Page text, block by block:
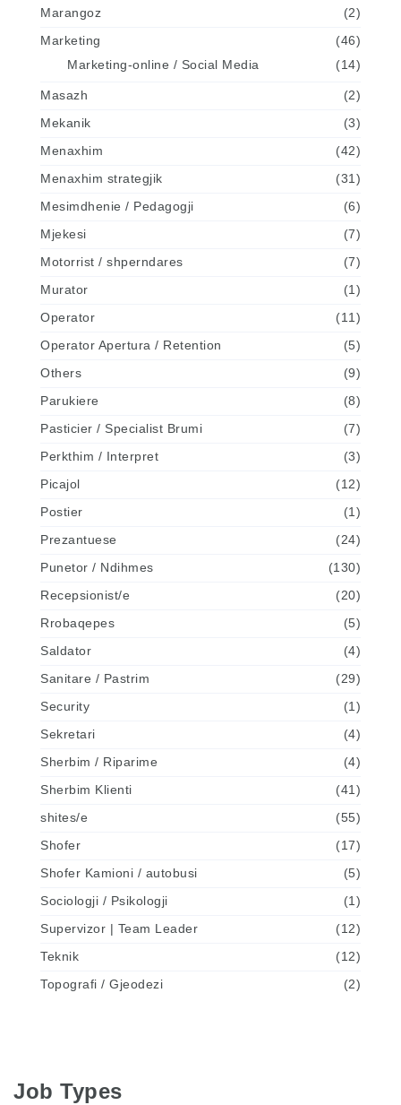
Marangoz
(2)
Marketing
(46)
Marketing-online / Social Media
(14)
Masazh
(2)
Mekanik
(3)
Menaxhim
(42)
Menaxhim strategjik
(31)
Mesimdhenie / Pedagogji
(6)
Mjekesi
(7)
Motorrist / shperndares
(7)
Murator
(1)
Operator
(11)
Operator Apertura / Retention
(5)
Others
(9)
Parukiere
(8)
Pasticier / Specialist Brumi
(7)
Perkthim / Interpret
(3)
Picajol
(12)
Postier
(1)
Prezantuese
(24)
Punetor / Ndihmes
(130)
Recepsionist/e
(20)
Rrobaqepes
(5)
Saldator
(4)
Sanitare / Pastrim
(29)
Security
(1)
Sekretari
(4)
Sherbim / Riparime
(4)
Sherbim Klienti
(41)
shites/e
(55)
Shofer
(17)
Shofer Kamioni / autobusi
(5)
Sociologji / Psikologji
(1)
Supervizor | Team Leader
(12)
Teknik
(12)
Topografi / Gjeodezi
(2)
Job Types